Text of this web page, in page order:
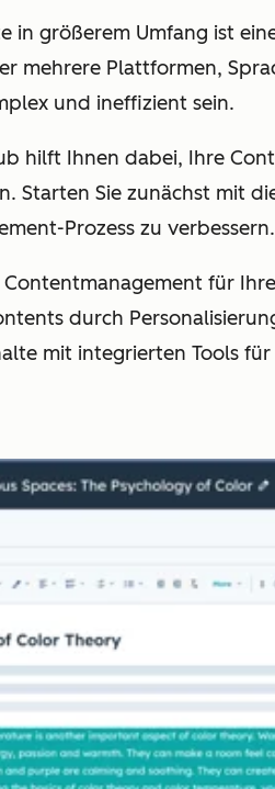
in größerem Umfang ist
mehrere Plattformen,
und ineffizient sein.
hilft Ihnen dabei, Ihre
Starten Sie zunächst mit
Prozess zu verbessern.
für Ihre
durch
mit integrierten Tools